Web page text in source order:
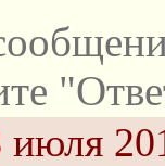
июля